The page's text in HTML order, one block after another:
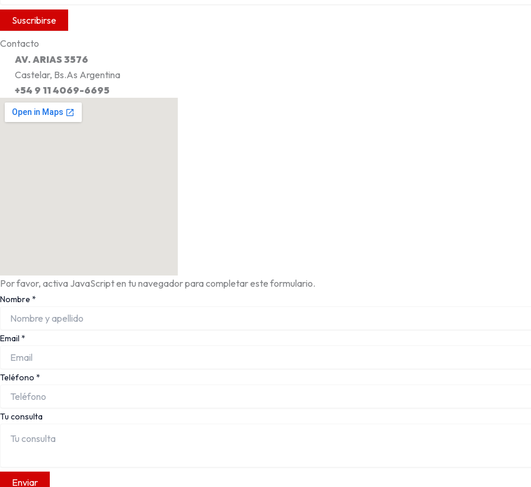
Contacto
AV. ARIAS 3576
Castelar, Bs.As Argentina
+54 9 11 4069-6695
Por favor, activa JavaScript en tu navegador para completar este formulario.
Nombre *
Email *
Teléfono *
Tu consulta
Enviar